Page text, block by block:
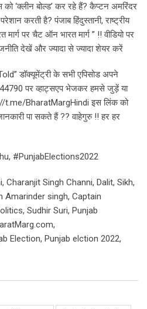
‘क्लीन बोल्ड’ कर रहे हैं? कैप्टन अमरिंदर
करती है? पंजाब हिंदुस्तानी, राष्ट्रीय
पर चैट ऑन भारत मार्ग ” !! वीडियो पर
देखें और ज्यादा से ज्यादा शेयर करें
डॉक्यूमेंट्री के सभी एपिसोड अपने
पर व्हाट्सएप भेजकर हमसे जुड़ें या
t.me/BharatMargHindi इस लिंक को
पा सकते हैं ?? वाहेगुरु !! हर हर
#PunjabElections2022
Charanjit Singh Channi, Dalit, Sikh,
Amarinder singh, Captain
Sudhir Suri, Punjab
Election, Punjab elction 2022,